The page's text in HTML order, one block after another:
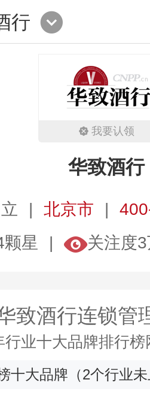
行
我要认领
华致酒行
北京市
星
关注度
致酒行连锁管
行业十大品牌排行
十大品牌 （2个行业